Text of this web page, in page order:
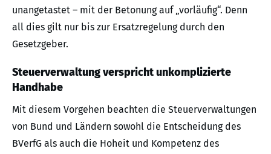
unangetastet – mit der Betonung auf „vorläufig“. Denn
all dies gilt nur bis zur Ersatzregelung durch den
Gesetzgeber.
Steuerverwaltung verspricht unkomplizierte
Handhabe
Mit diesem Vorgehen beachten die Steuerverwaltungen
von Bund und Ländern sowohl die Entscheidung des
BVerfG als auch die Hoheit und Kompetenz des